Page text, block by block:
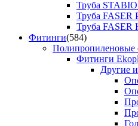
Труба
Труба FASER
Труба FASER
Фитинги(584)
Полипропиленовые
Фитинги
Другие